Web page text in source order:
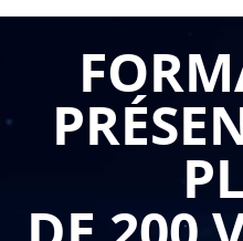
légales. Laformation la
aux professionnels du
essentielles pour piloter
opérations, protéger les
réglementaire des
exigences croissantes en
juridiquement les maîtres